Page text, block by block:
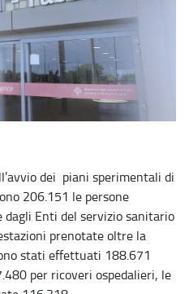
dei piani sperimentali di
206.151 le persone
Enti del servizio sanitario
prenotate oltre la
stati effettuati 188.671
per ricoveri ospedalieri, le